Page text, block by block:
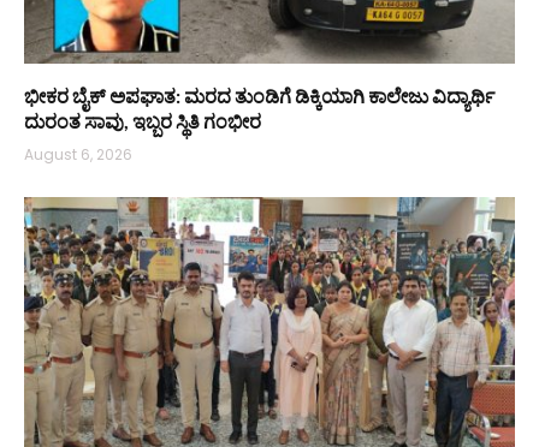
ಭೀಕರ ಬೈಕ್ ಅಪಘಾತ: ಮರದ ತುಂಡಿಗೆ ಡಿಕ್ಕಿಯಾಗಿ ಕಾಲೇಜು ವಿದ್ಯಾರ್ಥಿ
ದುರಂತ ಸಾವು, ಇಬ್ಬರ ಸ್ಥಿತಿ ಗಂಭೀರ
August 6, 2026